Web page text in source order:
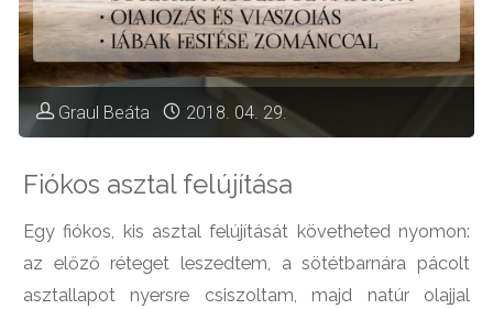
Graul Beáta 2018. 04. 29.
Fiókos asztal felújítása
Egy fiókos, kis asztal felújítását követheted nyomon:
az előző réteget leszedtem, a sötétbarnára pácolt
asztallapot nyersre csiszoltam, majd natúr olajjal